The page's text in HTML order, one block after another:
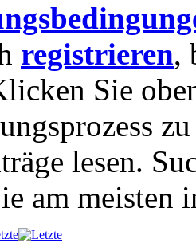
registrieren,
Sie
lesen.
am meisten